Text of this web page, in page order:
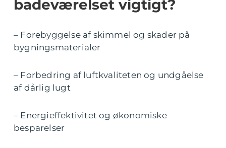
badeværelset vigtigt?
– Forebyggelse af skimmel og skader på
bygningsmaterialer
– Forbedring af luftkvaliteten og undgåelse
af dårlig lugt
– Energieffektivitet og økonomiske
besparelser